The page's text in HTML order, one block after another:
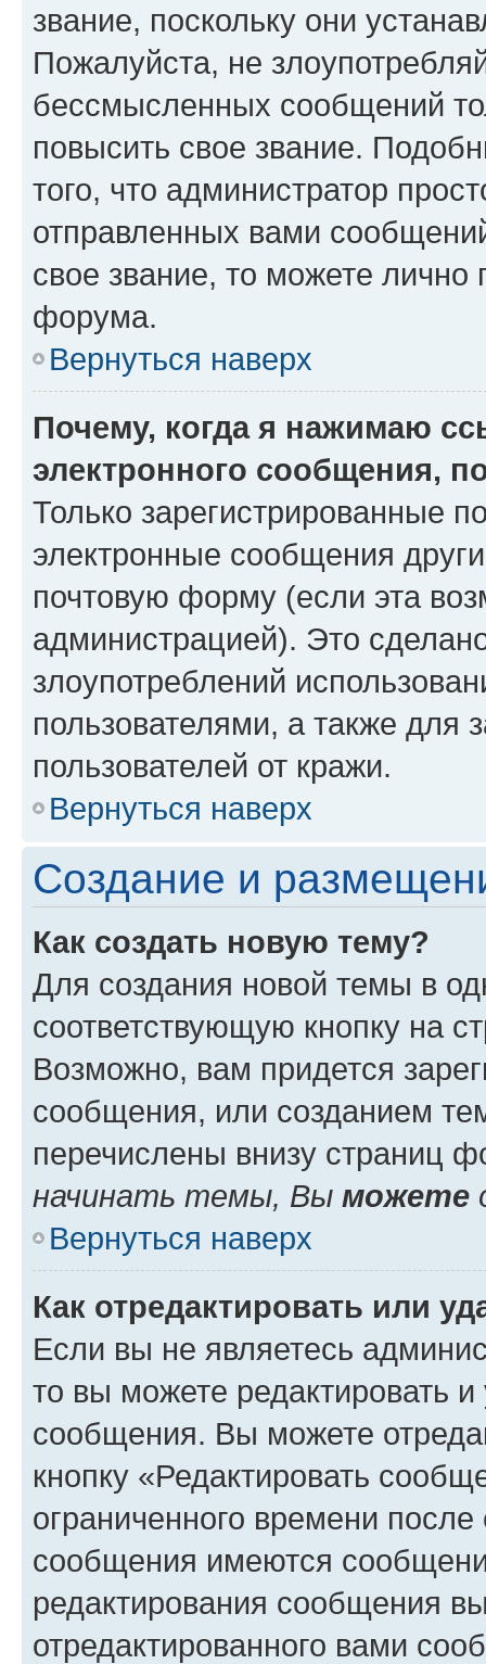
звание, поскольку они
Пожалуйста, не
бессмысленных сообщений
повысить свое звание.
того, что администратор
отправленных вами
свое звание, то можете лично
форума.
Вернуться наверх
Почему, когда я нажимаю
электронного сообщения,
Только зарегистрированные
электронные сообщения
почтовую форму (если эта
администрацией). Это
злоупотреблений
пользователями, а также для
пользователей от кражи.
Вернуться наверх
Создание и
Как создать новую тему?
Для создания новой темы в
соответствующую кнопку на
Возможно, вам придется
сообщения, или созданием
перечислены внизу страниц
начинать темы, Вы можете
Вернуться наверх
Как отредактировать или
Если вы не являетесь
то вы можете редактировать
сообщения. Вы можете
кнопку «Редактировать
ограниченного времени
сообщения имеются
редактирования сообщения
отредактированного вами